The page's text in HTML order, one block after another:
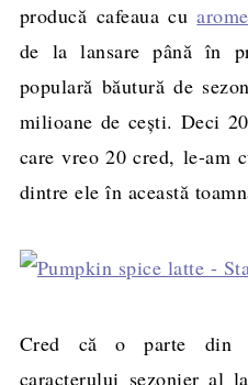
producă cafeaua cu
de la lansare până în
populară băutură de
milioane de cești. Deci
care vreo 20 cred, le-am
dintre ele în această
Cred că o parte din
caracterului sezonier al